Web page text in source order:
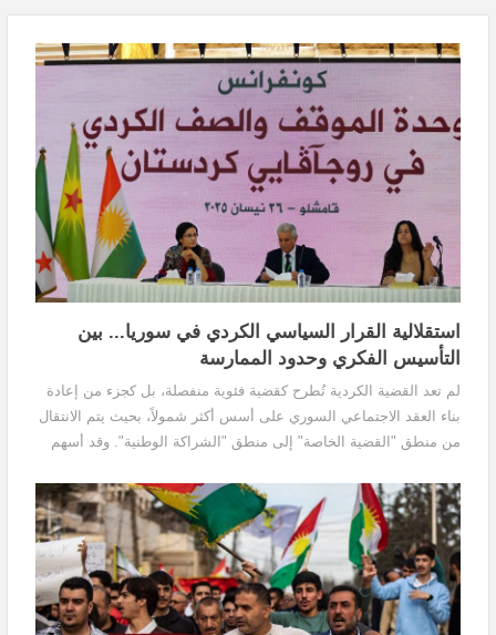
استقلالية القرار السياسي الكردي في سوريا... بين
التأسيس الفكري وحدود الممارسة
لم تعد القضية الكردية تُطرح كقضية فئوية منفصلة، بل كجزء من إعادة
بناء العقد الاجتماعي السوري على أسس أكثر شمولاً، بحيث يتم الانتقال
من منطق "القضية الخاصة" إلى منطق "الشراكة الوطنية". وقد أسهم
التحول الديمقراطي الأوسع، لا سيما من خلال الانخراط في مبادرات
سياسية مشتركة مع قوى المعارضة السورية، وكان من أبرز تجلياته
الإسهام في "إعلان دمشق لقوى المعارضة"